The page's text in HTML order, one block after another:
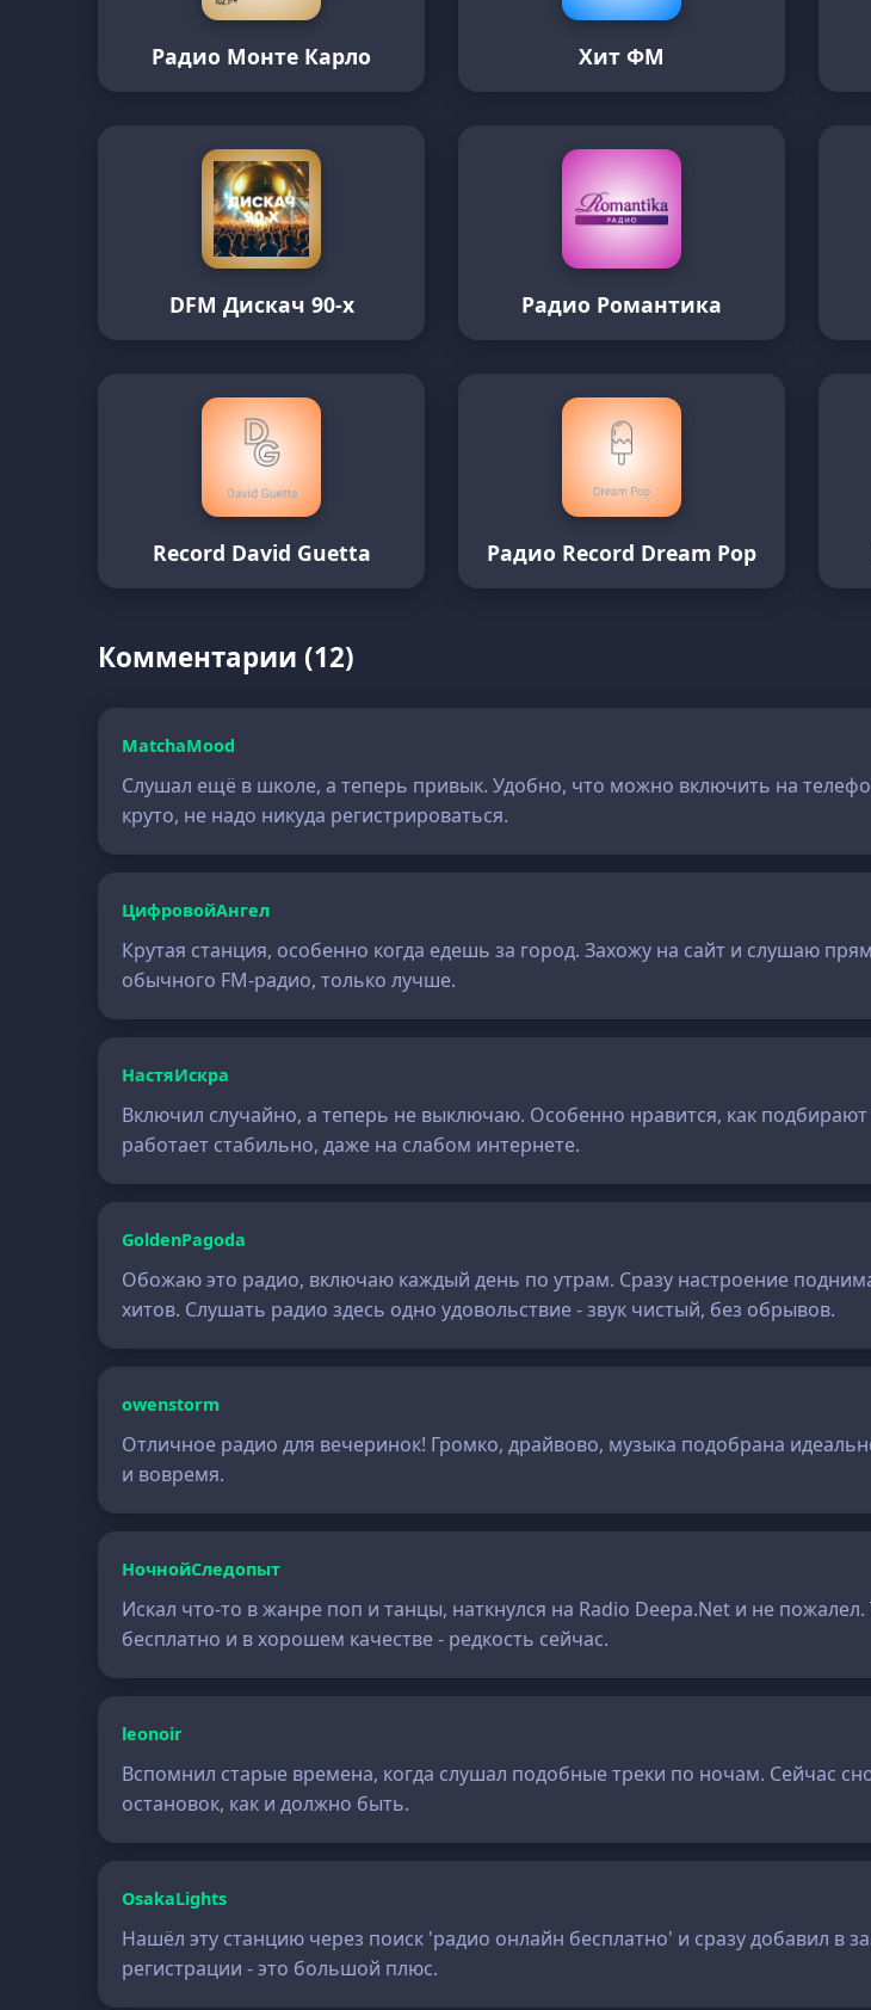
Радио Монте Карло Хит ФМ
DFM Дискач 90-х Радио Романтика
Record David Guetta Радио Record Dream Pop
Комментарии (12)
MatchaMood
Слушал ещё в школе, а теперь привык. Удобно, что можно включить на
круто, не надо никуда регистрироваться.
ЦифровойАнгел
Крутая станция, особенно когда едешь за город. Захожу на сайт и слушаю
обычного FM-радио, только лучше.
НастяИскра
Включил случайно, а теперь не выключаю. Особенно нравится, как подбирают
работает стабильно, даже на слабом интернете.
GoldenPagoda
Обожаю это радио, включаю каждый день по утрам. Сразу настроение
хитов. Слушать радио здесь одно удовольствие - звук чистый, без обрывов.
owenstorm
Отличное радио для вечеринок! Громко, драйвово, музыка подобрана
и вовремя.
НочнойСледопыт
Искал что-то в жанре поп и танцы, наткнулся на Radio Deepa.Net и не
бесплатно и в хорошем качестве - редкость сейчас.
leonoir
Вспомнил старые времена, когда слушал подобные треки по ночам. Сейчас
остановок, как и должно быть.
OsakaLights
Нашёл эту станцию через поиск 'радио онлайн бесплатно' и сразу добавил в
регистрации - это большой плюс.